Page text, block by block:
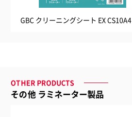
GBC クリーニングシート EX CS10A4
OTHER PRODUCTS
その他 ラミネーター製品